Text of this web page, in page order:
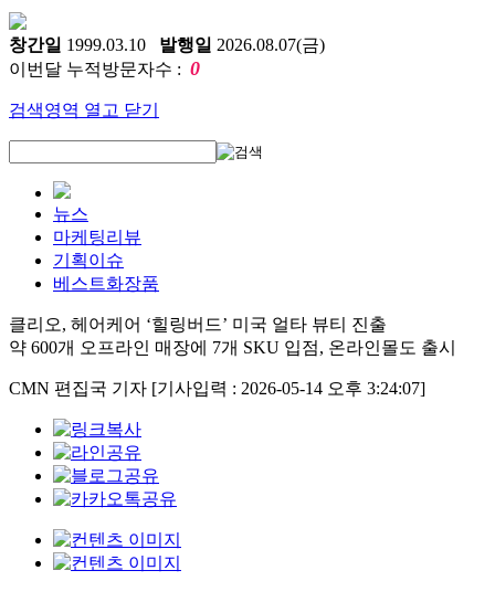
창간일 1999.03.10 발행일 2026.08.07(금)
이번달 누적방문자수 : 0
검색영역 열고 닫기
뉴스
마케팅리뷰
기획이슈
베스트화장품
클리오, 헤어케어 ‘힐링버드’ 미국 얼타 뷰티 진출
약 600개 오프라인 매장에 7개 SKU 입점, 온라인몰도 출시
CMN 편집국 기자 [기사입력 : 2026-05-14 오후 3:24:07]